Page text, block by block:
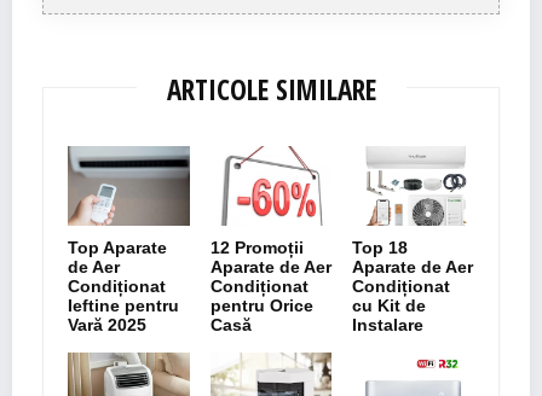
ARTICOLE SIMILARE
Top Aparate
de Aer
Condiționat
Ieftine pentru
Vară 2025
12 Promoții
Aparate de Aer
Condiționat
pentru Orice
Casă
Top 18
Aparate de Aer
Condiționat
cu Kit de
Instalare